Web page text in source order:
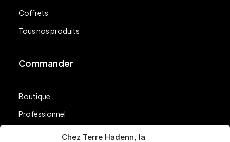
Chez Terre Hadenn, la
Coffrets
Tous nos produits
Commander
Boutique
Professionnel